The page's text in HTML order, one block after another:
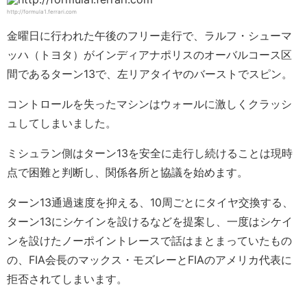
http://formula1.ferrari.com
金曜日に行われた午後のフリー走行で、ラルフ・シューマ
ッハ（トヨタ）がインディアナポリスのオーバルコース区
間であるターン13で、左リアタイヤのバーストでスピン。
コントロールを失ったマシンはウォールに激しくクラッシ
ュしてしまいました。
ミシュラン側はターン13を安全に走行し続けることは現時
点で困難と判断し、関係各所と協議を始めます。
ターン13通過速度を抑える、10周ごとにタイヤ交換する、
ターン13にシケインを設けるなどを提案し、一度はシケイ
ンを設けたノーポイントレースで話はまとまっていたもの
の、FIA会長のマックス・モズレーとFIAのアメリカ代表に
拒否されてしまいます。